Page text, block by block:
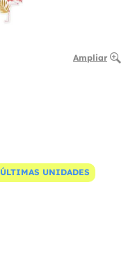
Ampliar
ÚLTIMAS UNIDADES